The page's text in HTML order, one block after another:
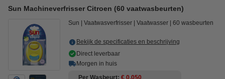
Sun Machineverfrisser Citroen (60 vaatwasbeurten)
Sun Vaatwasverfrisser Vaatwasser 60 wasbeurten
Bekijk de specificaties en beschrijving
Direct leverbaar
Morgen in huis
Per Wasbeurt € 0,050